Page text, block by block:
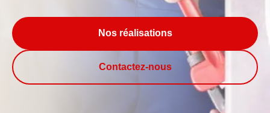
Nos réalisations
Contactez-nous